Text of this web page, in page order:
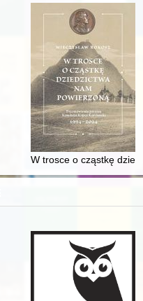
i po niej)w powstaniu diecezji
W trosce o cząstkę